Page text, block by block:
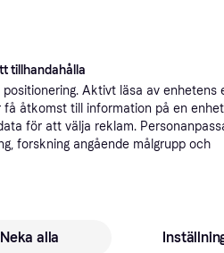
Fri frakt 3
tillhandahålla
Aktivt läsa av enhetens
åtkomst till information på en
för att välja reklam.
forskning angående målgrupp och
Neka alla